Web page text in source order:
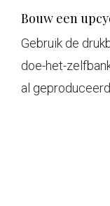
Bouw een
Gebruik de
doe-het-
al